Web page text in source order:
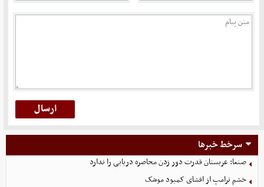
سرخط خبرها
صنعا: عربستان قدرت دور زدن محاصره دریایی را ندارد
خشم ترامپ از افشای کمبود موشک